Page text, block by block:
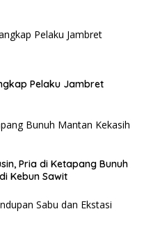
Pelaku Jambret
Pria di Ketapang Bunuh
Kebun Sawit